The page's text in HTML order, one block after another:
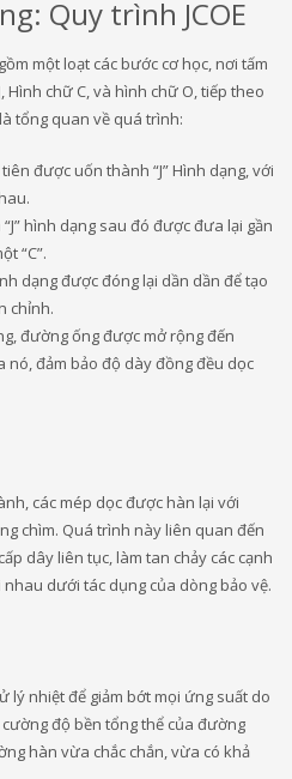
Quy trình JCOE
một loạt các bước cơ học, nơi tấm
chữ C, và hình chữ O, tiếp theo
tổng quan về quá trình:
được uốn thành “J” Hình dạng, với
hình dạng sau đó được đưa lại gần
“C”.
dạng được đóng lại dần dần để tạo
chỉnh.
đường ống được mở rộng đến
nó, đảm bảo độ dày đồng đều dọc
các mép dọc được hàn lại với
chìm. Quá trình này liên quan đến
dây liên tục, làm tan chảy các cạnh
dưới tác dụng của dòng bảo vệ.
lý nhiệt để giảm bớt mọi ứng suất do
độ bền tổng thể của đường
hàn vừa chắc chắn, vừa có khả